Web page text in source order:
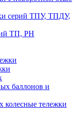
серий ТПУ, ТПДУ,
ТП, PH
баллонов и
колесные тележки